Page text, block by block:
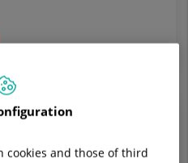
cookies and those of third